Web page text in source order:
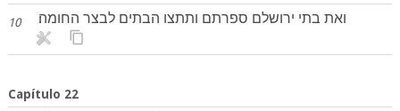
10 ואת בתי ירושלם ספרתם ותתצו הבתים לבצר החומה׃
Capítulo 22